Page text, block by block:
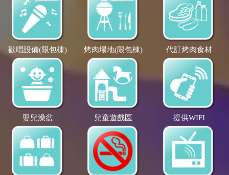
歡唱設備(限包棟) 烤肉場地(限包棟) 代訂烤肉食材
嬰兒澡盆 兒童遊戲區 提供WIFI